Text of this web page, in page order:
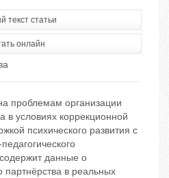
текст статьи
онлайн
проблемам организации
в условиях коррекционной
психического развития с
данные о
партнёрства в реальных